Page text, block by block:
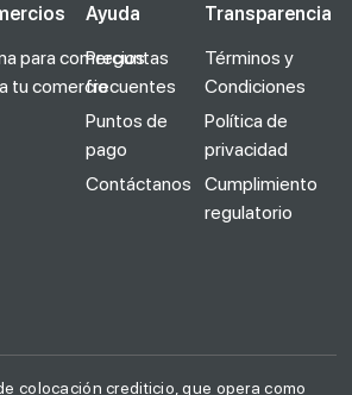
para comercios
tu comercio
Ayuda
Preguntas
frecuentes
Puntos de
pago
Contáctanos
Transparencia
Términos y
Condiciones
Política de
privacidad
Cumplimiento
regulatorio
colocación crediticio, que opera como